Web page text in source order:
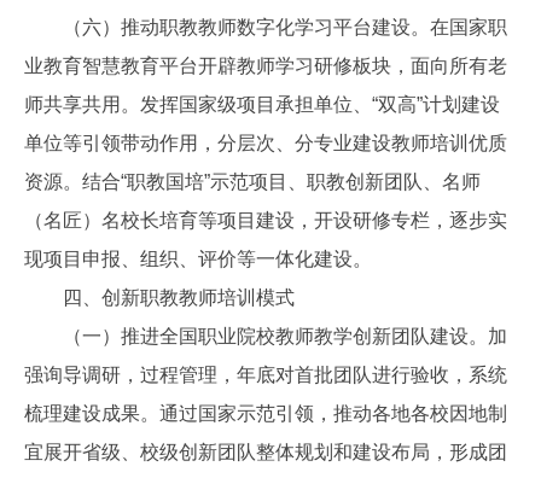
（六）推动职教教师数字化学习平台建设。在国家职
业教育智慧教育平台开辟教师学习研修板块，面向所有老
师共享共用。发挥国家级项目承担单位、“双高”计划建设
单位等引领带动作用，分层次、分专业建设教师培训优质
资源。结合“职教国培”示范项目、职教创新团队、名师
（名匠）名校长培育等项目建设，开设研修专栏，逐步实
现项目申报、组织、评价等一体化建设。
四、创新职教教师培训模式
（一）推进全国职业院校教师教学创新团队建设。加
强询导调研，过程管理，年底对首批团队进行验收，系统
梳理建设成果。通过国家示范引领，推动各地各校因地制
宜展开省级、校级创新团队整体规划和建设布局，形成团